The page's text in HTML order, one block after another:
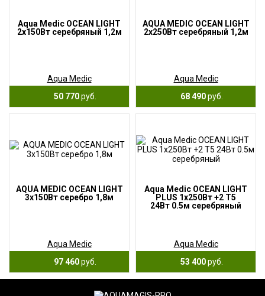
Aqua Medic OCEAN LIGHT
2х150Вт серебряный 1,2м
Aqua Medic
50 770руб.
AQUA MEDIC OCEAN LIGHT
2х250Вт серебряный 1,2м
Aqua Medic
68 490руб.
AQUA MEDIC OCEAN LIGHT
3х150Вт серебро 1,8м
Aqua Medic
97 460руб.
Aqua Medic OCEAN LIGHT
PLUS 1х250Вт +2 T5
24Вт 0.5м серебряный
Aqua Medic
53 400руб.